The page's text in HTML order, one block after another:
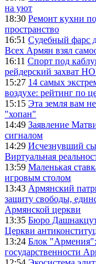
на уют
18:30 Ремонт кухни
пространство
16:51 Судебный фарс
Всех Армян взял
16:11 Спорт под
рейдерский захват
15:27 14 самых
воздухе: рейтинг по
15:15 Эта земля вам
"хопан"
14:49 Заявление
сигналом
14:29 Исчезнувший
Виртуальная
13:59 Маленькая
игровым столом
13:43 Армянский
защиту свободы,
Армянской церкви
13:35 Бюро
Церкви
13:24 Блок "Армения":
государственности